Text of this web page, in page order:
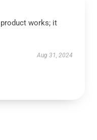
works; it
Aug 31, 2024